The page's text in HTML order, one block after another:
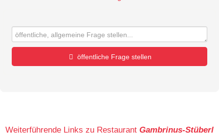
öffentliche Frage stellen
Weiterführende Links zu Restaurant Gambrinus-Stüberl